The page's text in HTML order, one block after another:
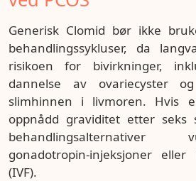
Generisk Clomid bør ikke
behandlingssykluser, da
risikoen for bivirkninger,
dannelse av ovariecyster
slimhinnen i livmoren. Hvis
oppnådd graviditet etter seks
gonadotropin-injeksjoner
(IVF).